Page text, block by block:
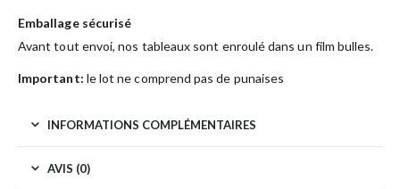
Emballage sécurisé
Avant tout envoi, nos tableaux sont enroulé dans un film bulles.
Important: le lot ne comprend pas de punaises
INFORMATIONS COMPLÉMENTAIRES
AVIS (0)